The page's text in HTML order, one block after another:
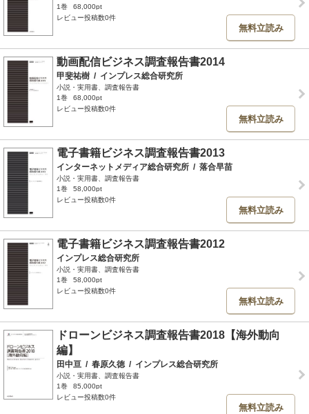
1巻
68,000pt
レビュー投稿数0件
無料立読み
動画配信ビジネス調査報告書2014
甲斐祐樹 / インプレス総合研究所
小説・実用書、調査報告書
1巻
68,000pt
レビュー投稿数0件
無料立読み
電子書籍ビジネス調査報告書2013
インターネットメディア総合研究所 / 落合早苗
小説・実用書、調査報告書
1巻
58,000pt
レビュー投稿数0件
無料立読み
電子書籍ビジネス調査報告書2012
インプレス総合研究所
小説・実用書、調査報告書
1巻
58,000pt
レビュー投稿数0件
無料立読み
ドローンビジネス調査報告書2018【海外動向
編】
田中亘 / 春原久徳 / インプレス総合研究所
小説・実用書、調査報告書
1巻
85,000pt
レビュー投稿数0件
無料立読み